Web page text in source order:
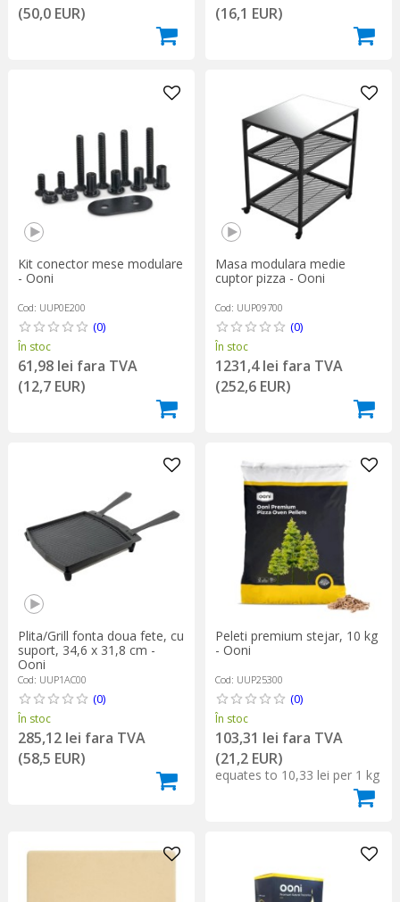
(50,0 EUR)
(16,1 EUR)
Kit conector mese modulare
- Ooni
Cod: UUP0E200
(0)
În stoc
61,98 lei fara TVA
(12,7 EUR)
Masa modulara medie
cuptor pizza - Ooni
Cod: UUP09700
(0)
În stoc
1231,4 lei fara TVA
(252,6 EUR)
Plita/Grill fonta doua fete, cu
suport, 34,6 x 31,8 cm -
Ooni
Cod: UUP1AC00
(0)
În stoc
285,12 lei fara TVA
(58,5 EUR)
Peleti premium stejar, 10 kg
- Ooni
Cod: UUP25300
(0)
În stoc
103,31 lei fara TVA
(21,2 EUR)
equates to 10,33 lei per 1 kg